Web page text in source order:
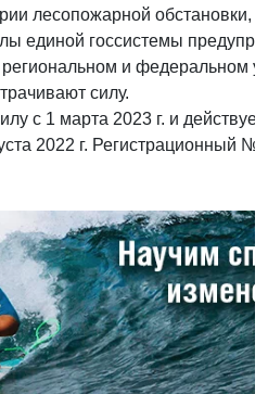
лесопожарной обстановки,
единой госсистемы
и федеральном
силу.
с 1 марта 2023 г. и
2022 г. Регистрационный №